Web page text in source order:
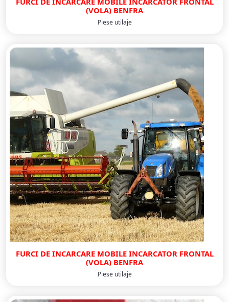
(VOLA) BENFRA
Piese utilaje
FURCI DE INCARCARE MOBILE INCARCATOR FRONTAL
(VOLA) BENFRA
Piese utilaje